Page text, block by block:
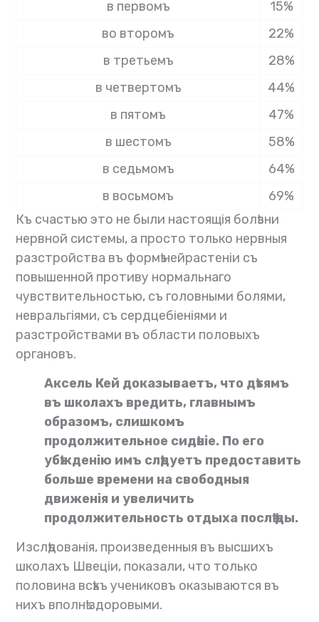
в первомъ
15%
во второмъ
22%
в третьемъ
28%
в четвертомъ
44%
в пятомъ
47%
в шестомъ
58%
в седьмомъ
64%
в восьмомъ
69%
Къ счастью это не были настоящія болѣзни
нервной системы, а просто только нервныя
разстройства въ формѣ нейрастеніи съ
повышенной противу нормальнаго
чувствительностью, съ головными болями,
невральгіями, съ сердцебіеніями и
разстройствами въ области половыхъ
органовъ.
Аксель Кей доказываетъ, что дѣтямъ
въ школахъ вредить, главнымъ
образомъ, слишкомъ
продолжительное сидѣніе. По его
убѣжденію имъ слѣдуетъ предоставить
больше времени на свободныя
движенія и увеличить
продолжительность отдыха послѣ ѣды.
Изслѣдованія, произведенныя въ высшихъ
школахъ Швеціи, показали, что только
половина всѣхъ учениковъ оказываются въ
нихъ вполнѣ здоровыми.